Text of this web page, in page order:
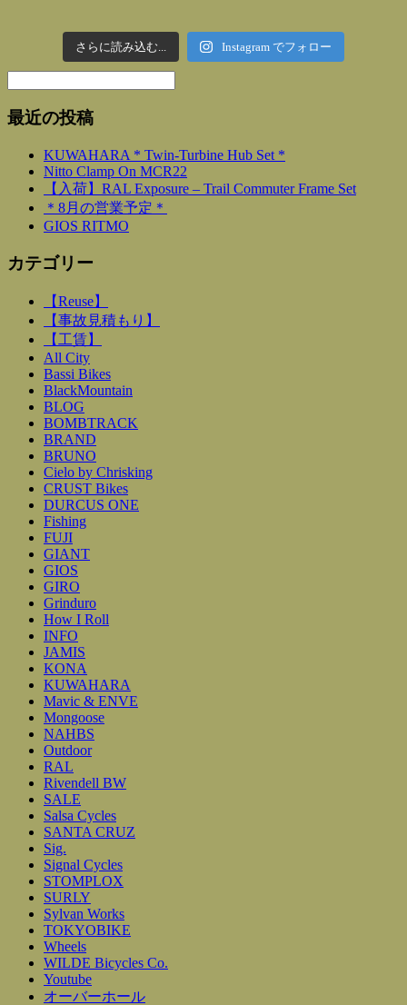
さらに読み込む... Instagram でフォロー
最近の投稿
KUWAHARA * Twin-Turbine Hub Set *
Nitto Clamp On MCR22
【入荷】RAL Exposure – Trail Commuter Frame Set
＊8月の営業予定＊
GIOS RITMO
カテゴリー
【Reuse】
【事故見積もり】
【工賃】
All City
Bassi Bikes
BlackMountain
BLOG
BOMBTRACK
BRAND
BRUNO
Cielo by Chrisking
CRUST Bikes
DURCUS ONE
Fishing
FUJI
GIANT
GIOS
GIRO
Grinduro
How I Roll
INFO
JAMIS
KONA
KUWAHARA
Mavic & ENVE
Mongoose
NAHBS
Outdoor
RAL
Rivendell BW
SALE
Salsa Cycles
SANTA CRUZ
Sig.
Signal Cycles
STOMPLOX
SURLY
Sylvan Works
TOKYOBIKE
Wheels
WILDE Bicycles Co.
Youtube
オーバーホール